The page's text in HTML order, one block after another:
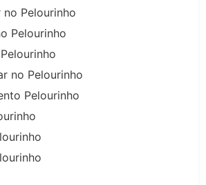
no Pelourinho
Pelourinho
no Pelourinho
Pelourinho